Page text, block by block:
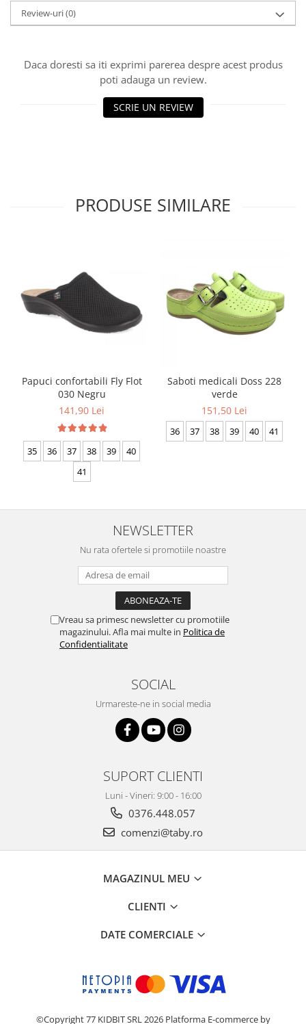
Review-uri(0)
Daca doresti sa iti exprimi parerea despre acest produs
poti adauga un review.
SCRIE UN REVIEW
PRODUSE SIMILARE
Papuci confortabili Fly Flot
030 Negru
141,90 Lei
35 36 37 38 39
40
41
Saboti medicali Doss 228
verde
151,50 Lei
36 37 38 39 40 41
NEWSLETTER
Nu rata ofertele si promotiile noastre
Vreau sa primesc newsletter cu promotiile
magazinului. Afla mai multe in Politica de
Confidentialitate
SOCIAL
Urmareste-ne in social media
SUPORT CLIENTI
Luni - Vineri: 9:00 - 16:00
0376.448.057
comenzi@taby.ro
MAGAZINUL MEU
CLIENTI
DATE COMERCIALE
©Copyright 77 KIDBIT SRL 2026 Platforma E-commerce by